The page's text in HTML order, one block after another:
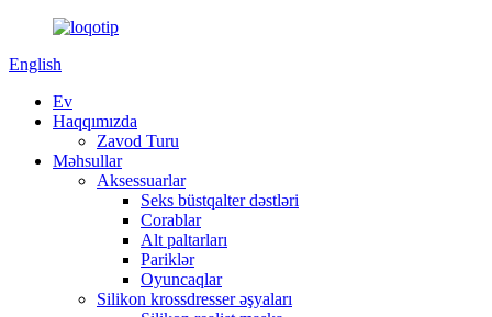
English
Ev
Haqqımızda
Zavod Turu
Məhsullar
Aksessuarlar
Seks büstqalter dəstləri
Corablar
Alt paltarları
Pariklər
Oyuncaqlar
Silikon krossdresser əşyaları